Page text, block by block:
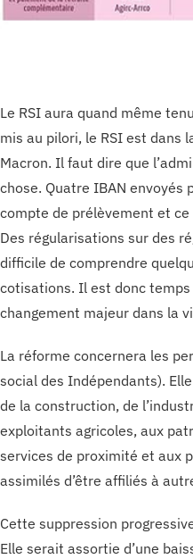
Le RSI aura quand même
mis au pilori, le RSI est dans
Macron. Il faut dire que
chose. Quatre IBAN envoyés
compte de prélèvement et
Des régularisations sur des
difficile de comprendre
cotisations. Il est donc temps
changement majeur dans la
La réforme concernera les
social des Indépendants).
de la construction, de
exploitants agricoles, aux
services de proximité et aux
assimilés d’être affiliés à
Cette suppression
Elle serait assortie d’une